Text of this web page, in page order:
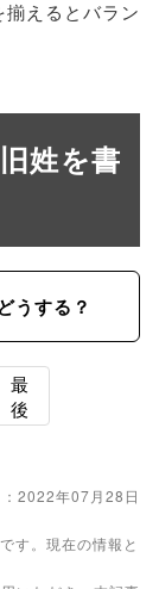
えるとバラン
姓を書
うする？
最
後
2022年07月28日
す。現在の情報と